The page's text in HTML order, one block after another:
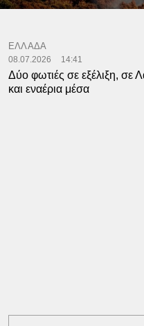
ΕΛΛΑΔΑ
08.07.2026 14:41
Δύο φωτιές σε εξέλιξη, σε
και εναέρια μέσα